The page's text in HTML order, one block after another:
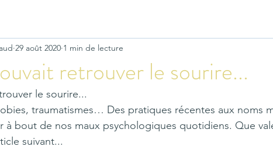
retrouver le sourire...
29 août 2020 1 min de lecture
le sourire...
traumatismes… Des pratiques récentes aux noms
à bout de nos maux psychologiques quotidiens. Que
suivant...